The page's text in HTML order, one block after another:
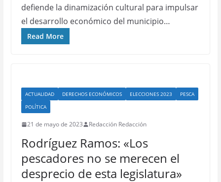
defiende la dinamización cultural para impulsar
el desarrollo económico del municipio…
Read More
ACTUALIDAD DERECHOS ECONÓMICOS ELECCIONES 2023
PESCA
POLÍTICA
21 de mayo de 2023 Redacción Redacción
Rodríguez Ramos: «Los
pescadores no se merecen el
desprecio de esta legislatura»